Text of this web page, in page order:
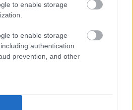
to enable storage
to enable storage
authentication
prevention, and other
røper nye ambisjoner